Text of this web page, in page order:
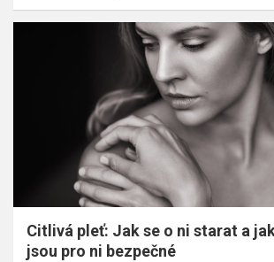
Citlivá pleť: Jak se o ni starat a
jsou pro ni bezpečné